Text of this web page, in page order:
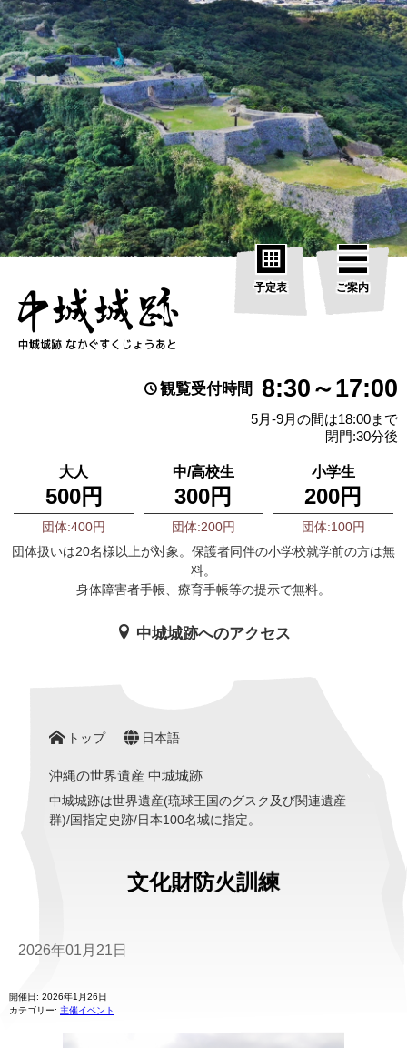
予定表 ご案内
観覧受付時間 8:30～17:00
5月-9月の間は18:00まで
閉門:30分後
大人
500円
団体:400円
中/高校生
300円
団体:200円
小学生
200円
団体:100円
団体扱いは20名様以上が対象。保護者同伴の小学校就学前の方は無
料。
身体障害者手帳、療育手帳等の提示で無料。
中城城跡へのアクセス
トップ 日本語
沖縄の世界遺産 中城城跡
中城城跡は世界遺産(琉球王国のグスク及び関連遺産
群)/国指定史跡/日本100名城に指定。
文化財防火訓練
2026年01月21日
開催日: 2026年1月26日
カテゴリー: 主催イベント